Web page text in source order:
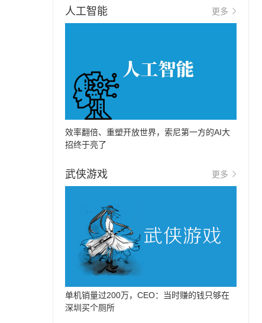
人工智能 更多
效率翻倍、重塑开放世界，索尼第一方的AI大
招终于亮了
武侠游戏 更多
单机销量过200万，CEO：当时赚的钱只够在
深圳买个厕所